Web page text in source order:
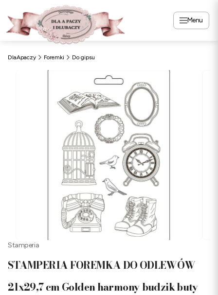
Menu
DlaApaczy Foremki Do gipsu
Stamperia
STAMPERIA FOREMKA DO ODLEWÓW
21x29,7 cm Golden harmony budzik buty